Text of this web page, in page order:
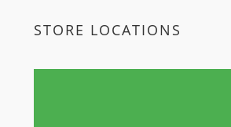
STORE LOCATIONS